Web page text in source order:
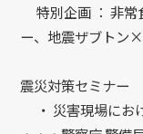
特別企画 ： 非常
ー、地震ザブトン
震災対策セミナー
・ 災害現場にお